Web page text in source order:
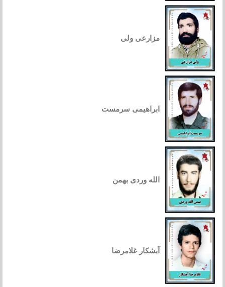
مزارعی ولی
ابراهیمی سرمست
الله وردی بهمن
آبشکار غلامرضا